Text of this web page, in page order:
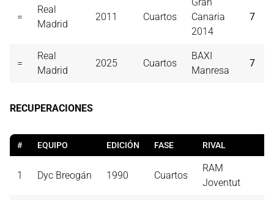
=
Real
Madrid
2011 Cuartos
Canaria
2014
7
=
Real
Madrid
2025 Cuartos
BAXI
Manresa
7
RECUPERACIONES
# EQUIPO EDICIÓN FASE RIVAL
1 Dyc Breogán 1990 Cuartos
RAM
Joventut